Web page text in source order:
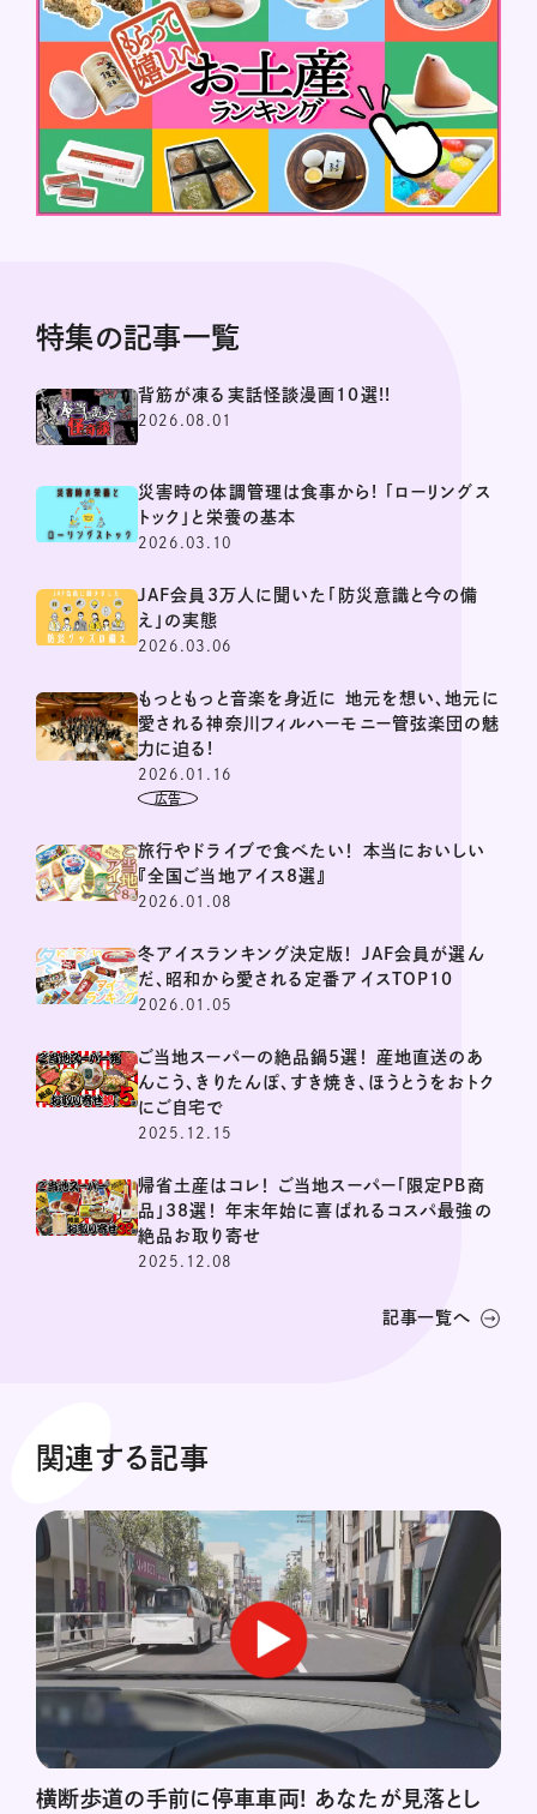
特集の記事一覧
背筋が凍る実話怪談漫画10選!!
2026.08.01
災害時の体調管理は食事から! 「ローリングス
トック」と栄養の基本
2026.03.10
JAF会員3万人に聞いた「防災意識と今の備
え」の実態
2026.03.06
もっともっと音楽を身近に 地元を想い、地元に
愛される神奈川フィルハーモニー管弦楽団の魅
力に迫る!
2026.01.16
旅行やドライブで食べたい！ 本当においしい
『全国ご当地アイス8選』
2026.01.08
冬アイスランキング決定版！ JAF会員が選ん
だ、昭和から愛される定番アイスTOP10
2026.01.05
ご当地スーパーの絶品鍋5選！ 産地直送のあ
んこう、きりたんぽ、すき焼き、ほうとうをおトク
にご自宅で
2025.12.15
帰省土産はコレ！ ご当地スーパー「限定PB商
品」38選！ 年末年始に喜ばれるコスパ最強の
絶品お取り寄せ
2025.12.08
記事一覧へ
関連する記事
横断歩道の手前に停車車両! あなたが見落とし